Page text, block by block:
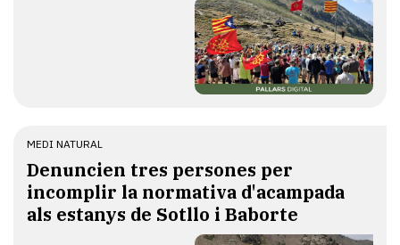
MEDI NATURAL
Denuncien tres persones per
incomplir la normativa d'acampada
als estanys de Sotllo i Baborte